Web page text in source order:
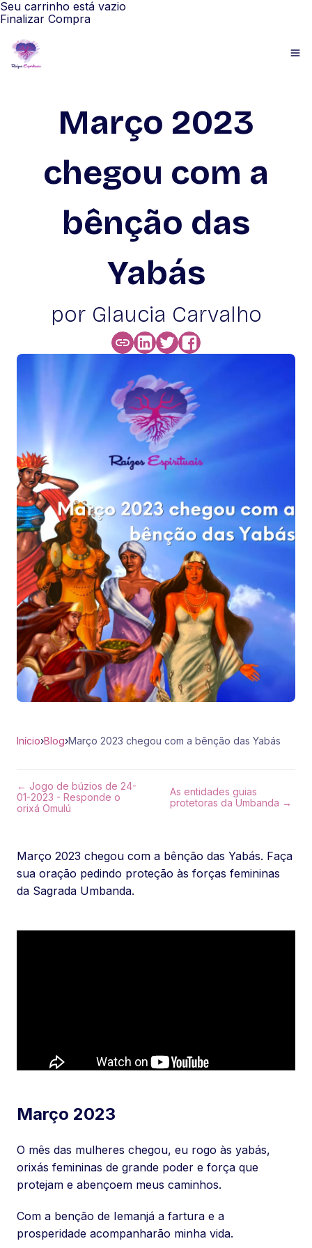
Seu carrinho está vazio
Finalizar Compra
Março 2023
chegou com a
bênção das
Yabás
por Glaucia Carvalho
Início›Blog›Março 2023 chegou com a bênção das Yabás
← Jogo de búzios de 24-
01-2023 - Responde o
orixá Omulú
As entidades guias
protetoras da Umbanda →
Março 2023 chegou com a bênção das Yabás. Faça
sua oração pedindo proteção às forças femininas
da Sagrada Umbanda.
Março 2023
O mês das mulheres chegou, eu rogo às yabás,
orixás femininas de grande poder e força que
protejam e abençoem meus caminhos.
Com a benção de Iemanjá a fartura e a
prosperidade acompanharão minha vida.